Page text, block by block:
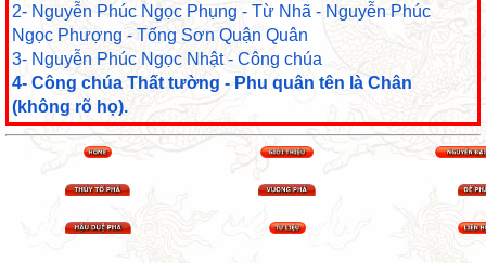
2- Nguyễn Phúc Ngọc Phụng - Từ Nhã - Nguyễn Phúc
Ngọc Phượng - Tống Sơn Quận Quân
3- Nguyễn Phúc Ngọc Nhật - Công chúa
4- Công chúa Thất tường - Phu quân tên là Chân
(không rõ họ).